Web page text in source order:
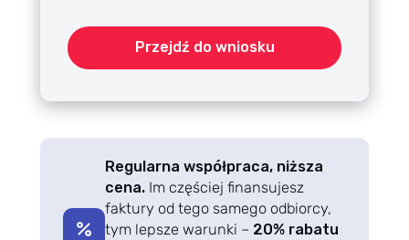
Przejdź do wniosku
Regularna współpraca, niższa
cena. Im częściej finansujesz
faktury od tego samego odbiorcy,
tym lepsze warunki – 20% rabatu